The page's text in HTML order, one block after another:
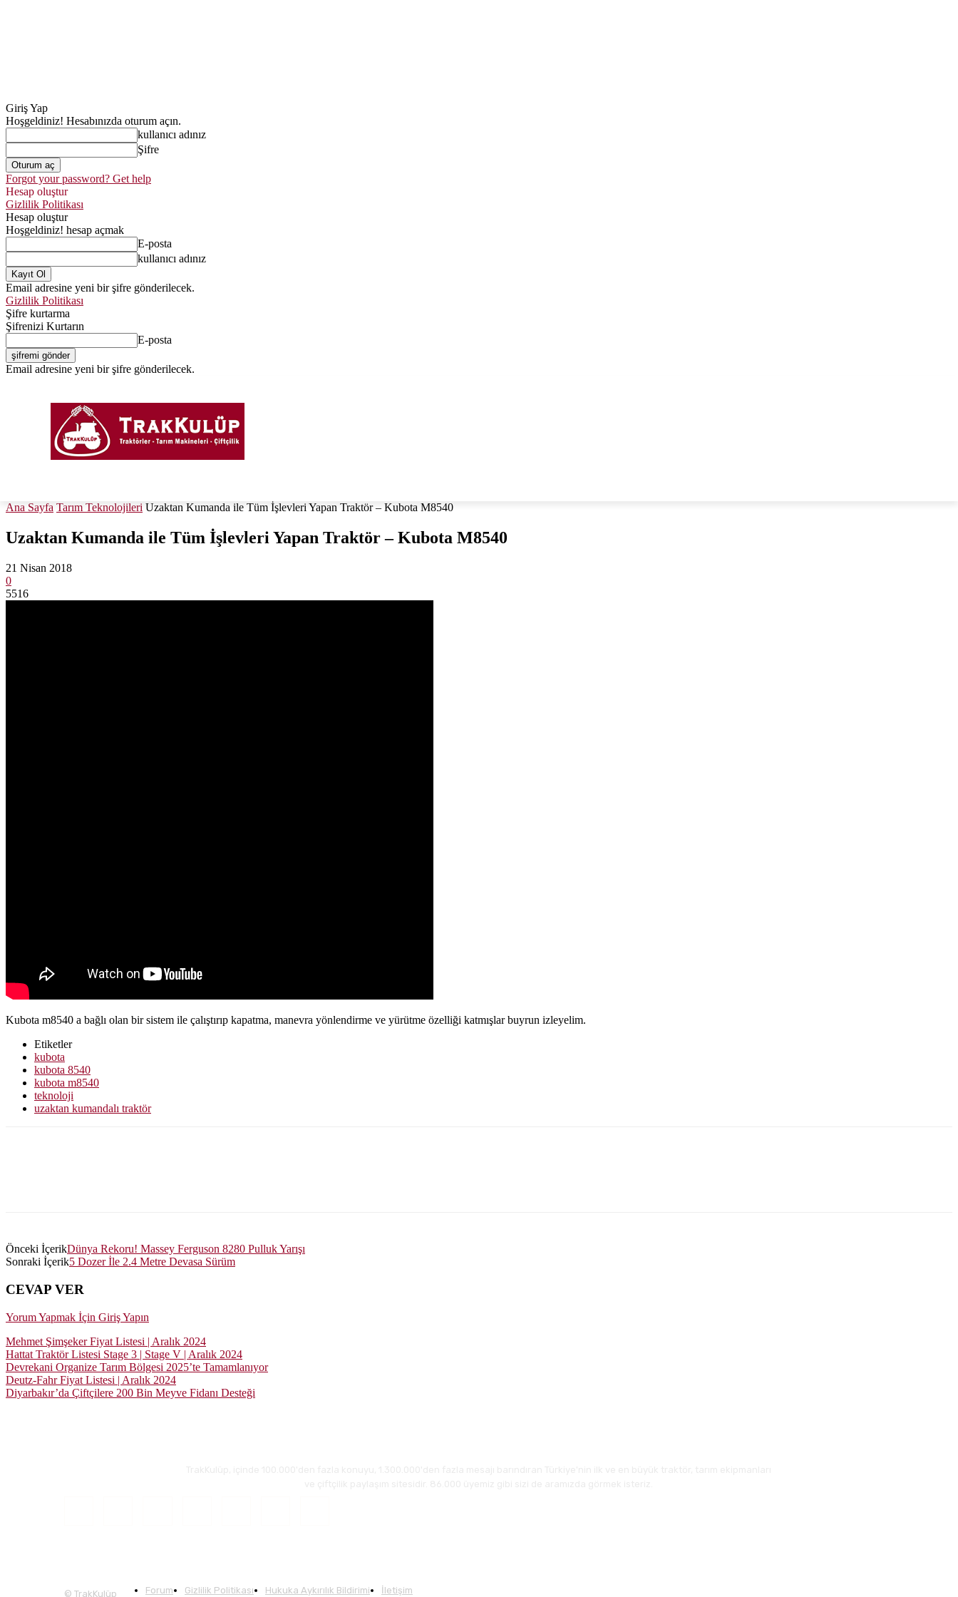
Giriş Yap
Hoşgeldiniz! Hesabınızda oturum açın.
kullanıcı adınız
Şifre
Forgot your password? Get help
Hesap oluştur
Gizlilik Politikası
Hesap oluştur
Hoşgeldiniz! hesap açmak
E-posta
kullanıcı adınız
Email adresine yeni bir şifre gönderilecek.
Gizlilik Politikası
Şifre kurtarma
Şifrenizi Kurtarın
E-posta
Email adresine yeni bir şifre gönderilecek.
Ana Sayfa Tarım Teknolojileri Uzaktan Kumanda ile Tüm İşlevleri Yapan Traktör – Kubota M8540
Uzaktan Kumanda ile Tüm İşlevleri Yapan Traktör – Kubota M8540
21 Nisan 2018
0
5516
Kubota m8540 a bağlı olan bir sistem ile çalıştırıp kapatma, manevra yönlendirme ve yürütme özelliği katmışlar buyrun izleyelim.
Etiketler
kubota
kubota 8540
kubota m8540
teknoloji
uzaktan kumandalı traktör
Önceki İçerikDünya Rekoru! Massey Ferguson 8280 Pulluk Yarışı
Sonraki İçerik5 Dozer İle 2.4 Metre Devasa Sürüm
CEVAP VER
Yorum Yapmak İçin Giriş Yapın
Mehmet Şimşeker Fiyat Listesi | Aralık 2024
Hattat Traktör Listesi Stage 3 | Stage V | Aralık 2024
Devrekani Organize Tarım Bölgesi 2025’te Tamamlanıyor
Deutz-Fahr Fiyat Listesi | Aralık 2024
Diyarbakır’da Çiftçilere 200 Bin Meyve Fidanı Desteği
© TrakKulüp Forum Gizlilik Politikası Hukuka Aykırılık Bildirimi İletişim